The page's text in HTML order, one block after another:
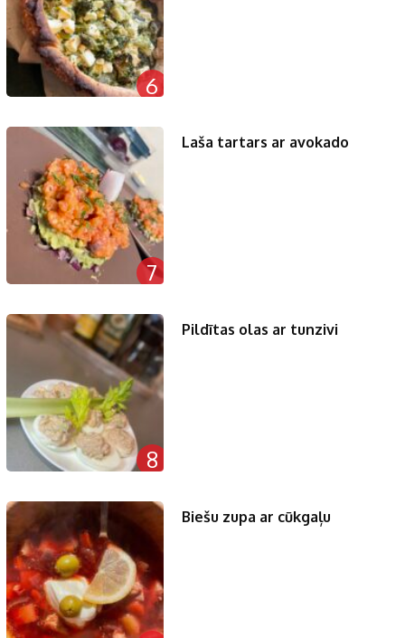
6
7
Laša tartars ar avokado
8
Pildītas olas ar tunzivi
Biešu zupa ar cūkgaļu